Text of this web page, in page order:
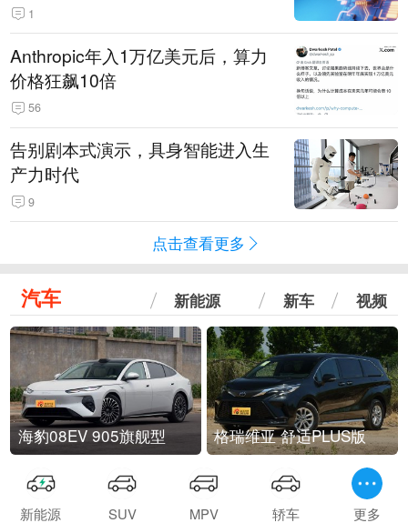
1
Anthropic年入1万亿美元后，算力
价格狂飙10倍
56
告别剧本式演示，具身智能进入生
产力时代
9
点击查看更多
汽车 新能源 新车 视频
海豹08EV 905旗舰型 格瑞维亚 舒适PLUS版
新能源 SUV MPV 轿车 更多